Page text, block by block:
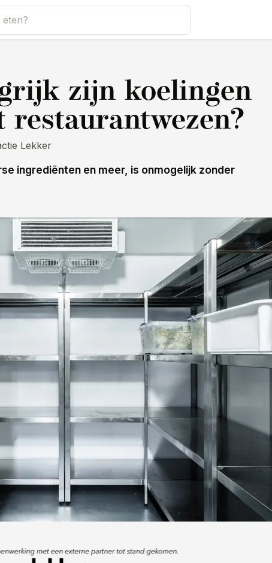
zijn koelingen
Lekker
ingrediënten en meer, is onmogelijk zonder